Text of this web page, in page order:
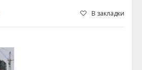
В закладки